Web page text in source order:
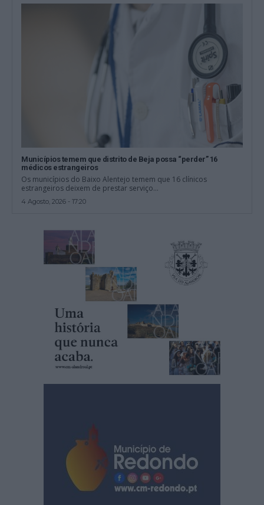
Municípios temem que distrito de Beja possa “perder” 16
médicos estrangeiros
Os municípios do Baixo Alentejo temem que 16 clínicos
estrangeiros deixem de prestar serviço...
4 Agosto, 2026 - 17:20